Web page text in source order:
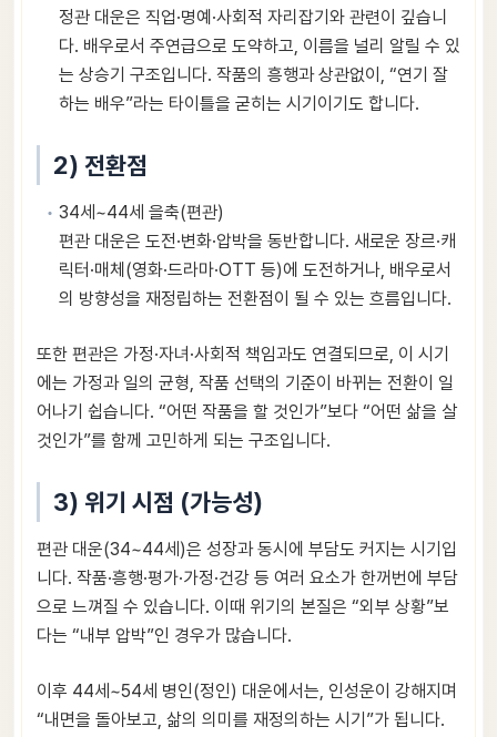
정관 대운은 직업·명예·사회적 자리잡기와 관련이 깊습니
다. 배우로서 주연급으로 도약하고, 이름을 널리 알릴 수 있
는 상승기 구조입니다. 작품의 흥행과 상관없이, “연기 잘
하는 배우”라는 타이틀을 굳히는 시기이기도 합니다.
2) 전환점
34세~44세 을축(편관)
편관 대운은 도전·변화·압박을 동반합니다. 새로운 장르·캐
릭터·매체(영화·드라마·OTT 등)에 도전하거나, 배우로서
의 방향성을 재정립하는 전환점이 될 수 있는 흐름입니다.
또한 편관은 가정·자녀·사회적 책임과도 연결되므로, 이 시기
에는 가정과 일의 균형, 작품 선택의 기준이 바뀌는 전환이 일
어나기 쉽습니다. “어떤 작품을 할 것인가”보다 “어떤 삶을 살
것인가”를 함께 고민하게 되는 구조입니다.
3) 위기 시점 (가능성)
편관 대운(34~44세)은 성장과 동시에 부담도 커지는 시기입
니다. 작품·흥행·평가·가정·건강 등 여러 요소가 한꺼번에 부담
으로 느껴질 수 있습니다. 이때 위기의 본질은 “외부 상황”보
다는 “내부 압박”인 경우가 많습니다.
이후 44세~54세 병인(정인) 대운에서는, 인성운이 강해지며
“내면을 돌아보고, 삶의 의미를 재정의하는 시기”가 됩니다.